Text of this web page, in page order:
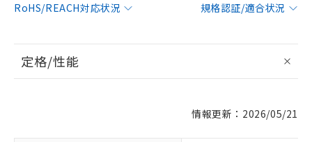
RoHS/REACH対応状況
規格認証/適合状況
定格/性能
情報更新：2026/05/21